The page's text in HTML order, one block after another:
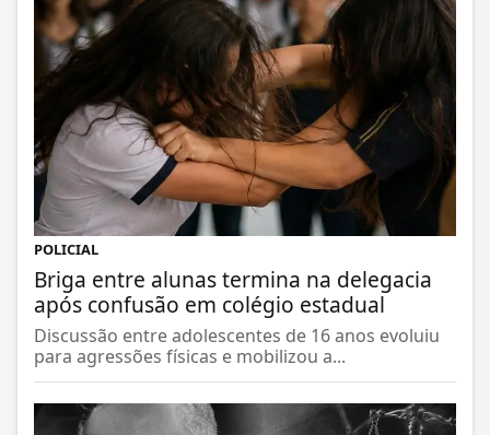
POLICIAL
Briga entre alunas termina na delegacia
após confusão em colégio estadual
Discussão entre adolescentes de 16 anos evoluiu
para agressões físicas e mobilizou a...